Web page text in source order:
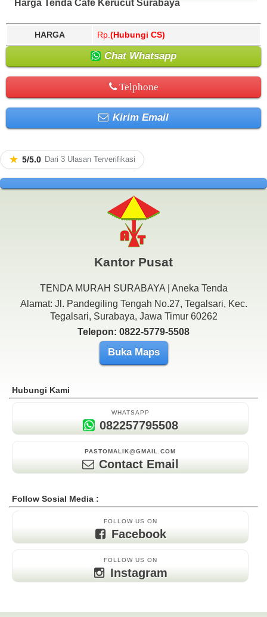
Harga Tenda Cafe Kerucut Surabaya
HARGA Rp. (Hubungi CS)
Chat Whatsapp
Telphone
Kirim Email
★ 5/5.0 Dari 3 Ulasan Terverifikasi
Kantor Pusat
TENDA MURAH SURABAYA | Aneka Tenda
Alamat: Jl. Pandegiling Tengah No.27, Tegalsari, Kec.
Tegalsari, Surabaya, Jawa Timur 60262
Telepon: 0822-5779-5508
Buka Maps
Hubungi Kami
WHATSAPP
082257795508
PASTOMALIK@GMAIL.COM
Contact Email
Follow Sosial Media :
FOLLOW US ON
Facebook
FOLLOW US ON
Instagram